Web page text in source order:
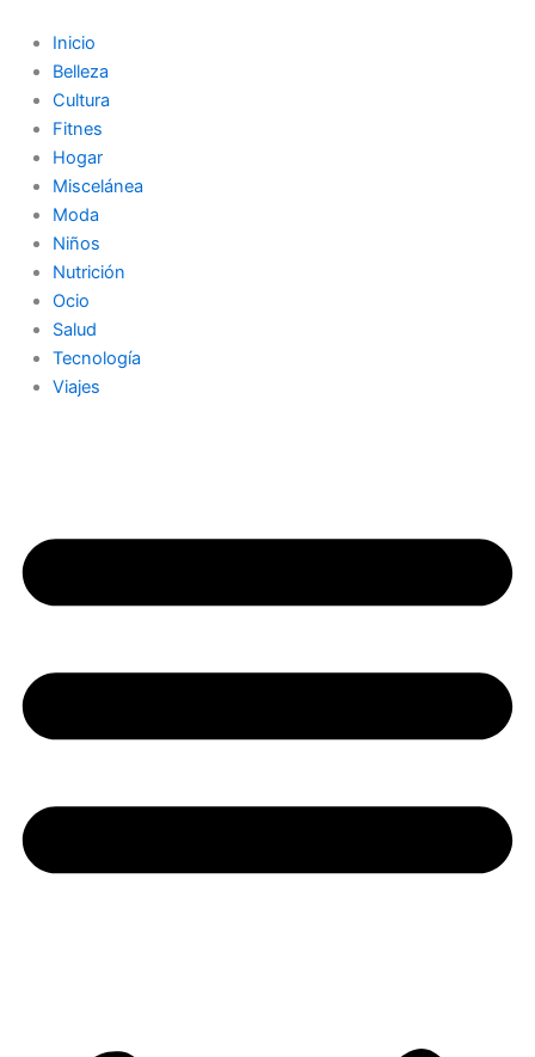
contenido
Inicio
Belleza
Cultura
Fitnes
Hogar
Miscelánea
Moda
Niños
Nutrición
Ocio
Salud
Tecnología
Viajes